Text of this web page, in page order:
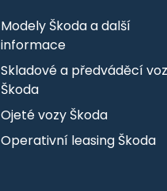
Modely Škoda a další
informace
Skladové a předváděcí
Škoda
Ojeté vozy Škoda
Operativní leasing Škoda